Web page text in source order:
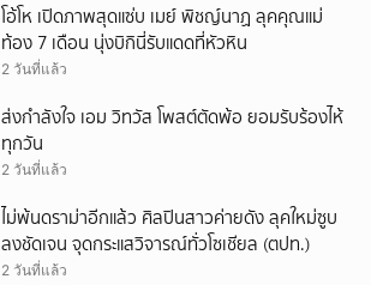
โอ้โห เปิดภาพสุดแซ่บ เมย์ พิชญ์นาฏ ลุคคุณแม่
ท้อง 7 เดือน นุ่งบิกินี่รับแดดที่หัวหิน
2 วันที่แล้ว
ส่งกำลังใจ เอม วิทวัส โพสต์ตัดพ้อ ยอมรับร้องไห้
ทุกวัน
2 วันที่แล้ว
ไม่พ้นดราม่าอีกแล้ว ศิลปินสาวค่ายดัง ลุคใหม่ซูบ
ลงชัดเจน จุดกระแสวิจารณ์ทั่วโซเชียล (ตปท.)
2 วันที่แล้ว